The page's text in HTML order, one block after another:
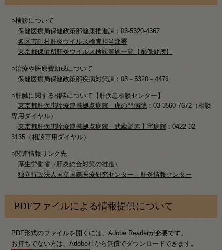
○検診について
保健医療局保健政策部健康推進課：03-5320-4367
各区市町村肝炎ウイルス検査担当部署
東京都保健所肝炎ウイルス検診実施一覧【都保健所】
○治療や医療費助成について
保健医療局保健政策部疾病対策課 ：03－5320－4476
○肝臓に関する相談について【肝疾患相談センター】
東京都肝疾患診療連携拠点病院 虎の門病院：03-3560-7672（相談
専用ダイヤル）
東京都肝疾患診療連携拠点病院 武蔵野赤十字病院：0422-32-
3135（相談専用ダイヤル）
○関連情報リンク先
厚生労働省（肝炎総合対策の推進）
独立行政法人国立国際医療研究センター 肝炎情報センター
PDFファイルによる情報提供について
PDF形式のファイルを開くには、Adobe Readerが必要です。
お持ちでない方は、Adobe社から無償でダウンロードできます。